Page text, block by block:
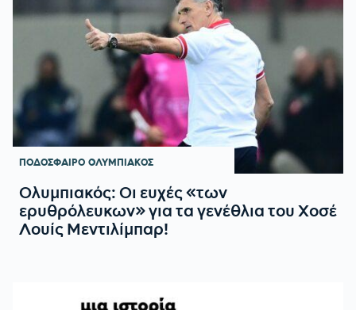
ΠΟΔΟΣΦΑΙΡΟ ΟΛΥΜΠΙΑΚΟΣ
Ολυμπιακός: Οι ευχές «των
ερυθρόλευκων» για τα γενέθλια του Χοσέ
Λουίς Μεντιλίμπαρ!